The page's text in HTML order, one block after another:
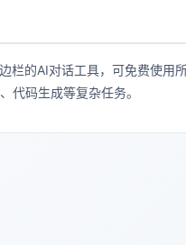
栏的AI对话工具，可免费使用
代码生成等复杂任务。